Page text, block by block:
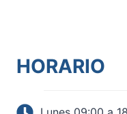
HORARIO